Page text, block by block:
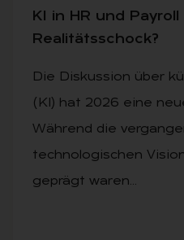
KI in HR und
Rea­li­täts­schock?
Die Diskussion über
(KI) hat 2026 eine
Während die
technologischen
geprägt waren…